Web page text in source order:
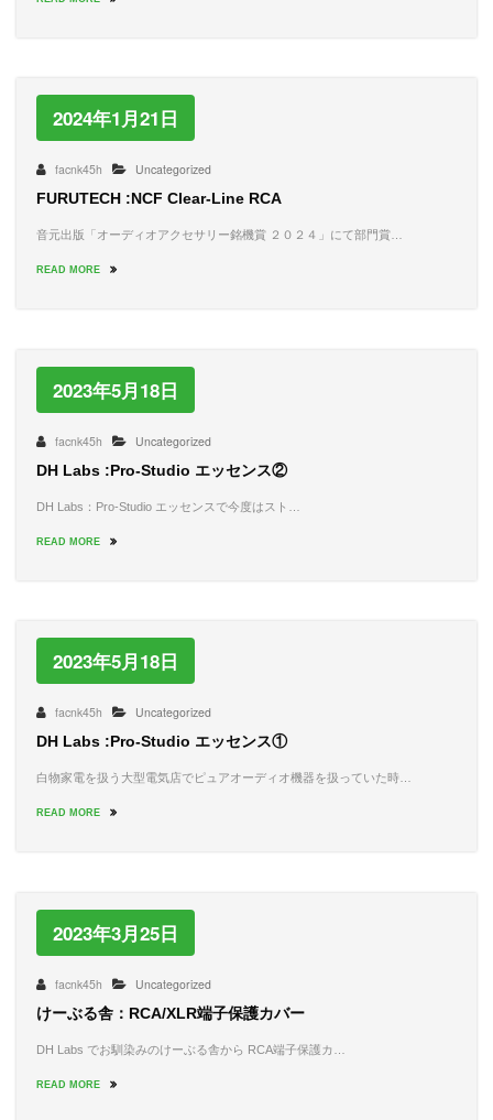
2024年1月21日
facnk45h
Uncategorized
FURUTECH :NCF Clear-Line RCA
音元出版「オーディオアクセサリー銘機賞 ２０２４」にて部門賞…
READ MORE
2023年5月18日
facnk45h
Uncategorized
DH Labs :Pro-Studio エッセンス②
DH Labs：Pro-Studio エッセンスで今度はスト…
READ MORE
2023年5月18日
facnk45h
Uncategorized
DH Labs :Pro-Studio エッセンス①
白物家電を扱う大型電気店でピュアオーディオ機器を扱っていた時…
READ MORE
2023年3月25日
facnk45h
Uncategorized
けーぶる舎：RCA/XLR端子保護カバー
DH Labs でお馴染みのけーぶる舎から RCA端子保護カ…
READ MORE